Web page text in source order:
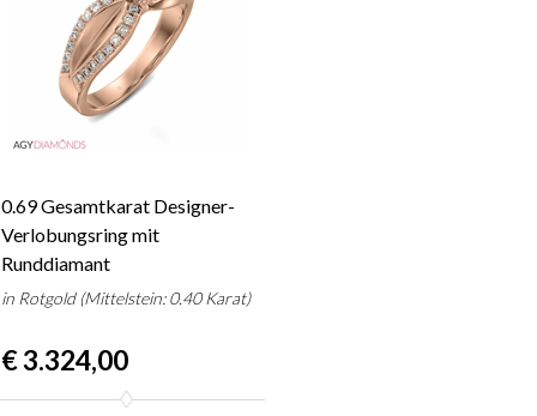
0.69 Gesamtkarat Designer-
Verlobungsring mit
Runddiamant
in Rotgold (Mittelstein: 0.40 Karat)
€ 3.324,00